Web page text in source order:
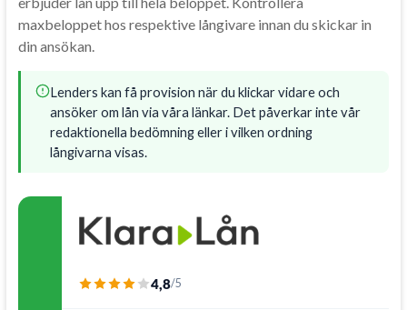
maxbeloppethos respektive långivare innan du skickar in
din ansökan.
Lenders kan få provision när du klickar vidare och
ansöker om lån via våra länkar. Det påverkar inte vår
redaktionella bedömning eller i vilken ordning
långivarna visas.
4,8/5